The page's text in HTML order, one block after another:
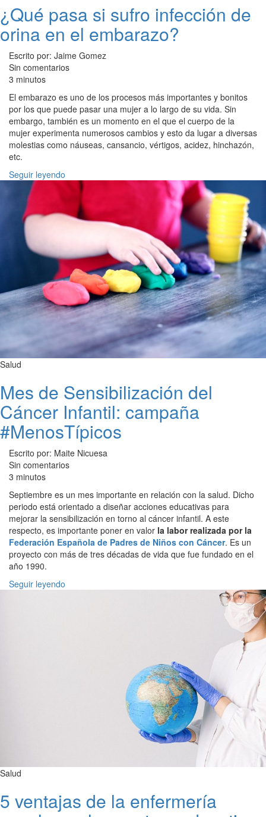
¿Qué pasa si sufro infección de
orina en el embarazo?
Escrito por: Jaime Gomez
Sin comentarios
3 minutos
El embarazo es uno de los procesos más importantes y bonitos
por los que puede pasar una mujer a lo largo de su vida. Sin
embargo, también es un momento en el que el cuerpo de la
mujer experimenta numerosos cambios y esto da lugar a diversas
molestias como náuseas, cansancio, vértigos, acidez, hinchazón,
etc.
Seguir leyendo
Salud
Mes de Sensibilización del
Cáncer Infantil: campaña
#MenosTípicos
Escrito por: Maite Nicuesa
Sin comentarios
3 minutos
Septiembre es un mes importante en relación con la salud. Dicho
periodo está orientado a diseñar acciones educativas para
mejorar la sensibilización en torno al cáncer infantil. A este
respecto, es importante poner en valor la labor realizada por la
Federación Española de Padres de Niños con Cáncer. Es un
proyecto con más de tres décadas de vida que fue fundado en el
año 1990.
Seguir leyendo
Salud
5 ventajas de la enfermería